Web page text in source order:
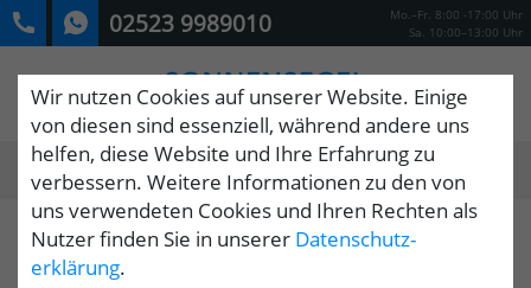
02523 9989010
Mo.–Fr. 8:00 -17:00 Uhr
Sa. 10:00–13:00 Uhr
0
Wir nutzen Cookies auf unserer Website. Einige
von diesen sind essenziell, während andere uns
helfen, diese Website und Ihre Erfahrung zu
verbessern. Weitere Informationen zu den von
uns verwendeten Cookies und Ihren Rechten als
Nutzer finden Sie in unserer Daten­schutz­
erklärung.